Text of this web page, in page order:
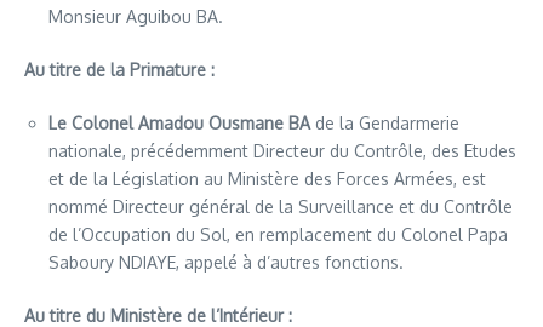
Monsieur Aguibou BA.
Au titre de la Primature :
Le Colonel Amadou Ousmane BA de la Gendarmerie
nationale, précédemment Directeur du Contrôle, des Etudes
et de la Législation au Ministère des Forces Armées, est
nommé Directeur général de la Surveillance et du Contrôle
de l’Occupation du Sol, en remplacement du Colonel Papa
Saboury NDIAYE, appelé à d’autres fonctions.
Au titre du Ministère de l’Intérieur :